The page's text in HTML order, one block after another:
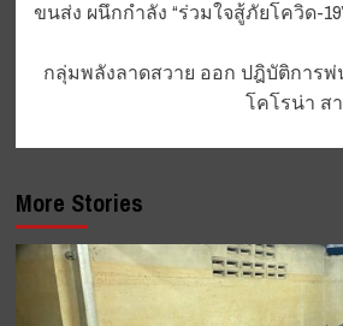
ขนส่ง ผนึกกำลัง “ร่วมใจสู้ภัยโควิด-
กลุ่มพลังลาดสวาย ออก ปฎิบัติการพ่
โคโรน่า ส
More Stories